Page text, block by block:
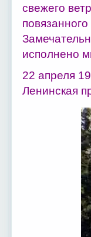
свежего
исполнено
22 апреля
Ленинская